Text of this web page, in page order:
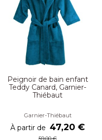
Peignoir de bain enfant
Teddy Canard, Garnier-
Thiébaut
Garnier-Thiébaut
À partir de 47,20 €
59,00 €